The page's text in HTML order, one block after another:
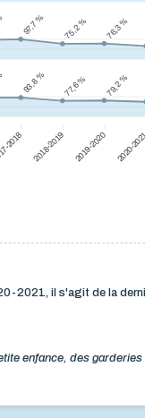
2018 2018-2019 2019-2020 2020-
97,7 %
97,7 % 75,2 %
75,2 % 76,3 %
76,3 %
93,8 %
93,8 % 77,6 %
77,6 % 79,2 %
79,2 %
2021, il s'agit de la
enfance, des garderies